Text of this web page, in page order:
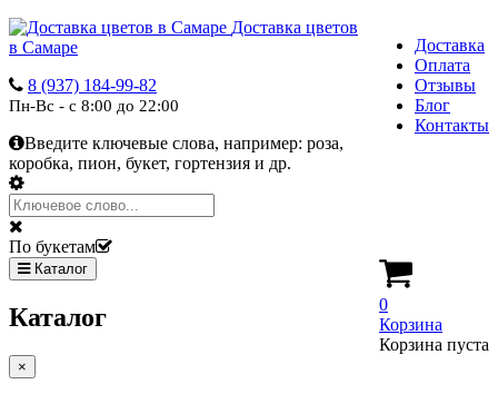
Доставка
Оплата
Отзывы
Блог
Контакты
Доставка цветов
в Самаре
8 (937) 184-99-82
Пн-Вс - с 8:00 до 22:00
Введите ключевые слова, например: роза,
коробка, пион, букет, гортензия и др.
По букетам
0
Корзина
Корзина пуста
Каталог
Каталог
×